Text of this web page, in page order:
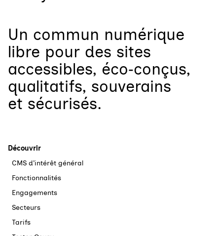
Un commun numérique
libre pour des sites
accessibles, éco‑conçus,
qualitatifs, souverains
et sécurisés.
Découvrir
CMS d’intérêt général
Fonctionnalités
Engagements
Secteurs
Tarifs